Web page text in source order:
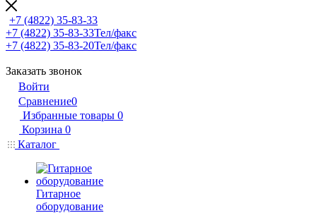
+7 (4822) 35-83-33
+7 (4822) 35-83-33Тел/факс
+7 (4822) 35-83-20Тел/факс
Заказать звонок
Войти
Сравнение0
Избранные товары 0
Корзина 0
Каталог
Гитарное
оборудование